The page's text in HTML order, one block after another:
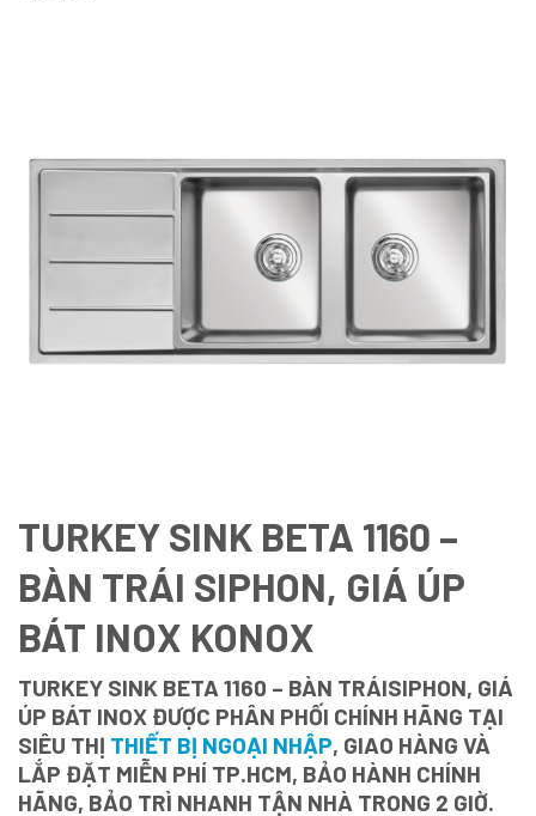
TURKEY SINK BETA 1160 –
BÀN TRÁI SIPHON, GIÁ ÚP
BÁT INOX KONOX
TURKEY SINK BETA 1160 – BÀN TRÁISIPHON, GIÁ
ÚP BÁT INOX ĐƯỢC PHÂN PHỐI CHÍNH HÃNG TẠI
SIÊU THỊ THIẾT BỊ NGOẠI NHẬP, GIAO HÀNG VÀ
LẮP ĐẶT MIỄN PHÍ TP.HCM, BẢO HÀNH CHÍNH
HÃNG, BẢO TRÌ NHANH TẬN NHÀ TRONG 2 GIỜ.